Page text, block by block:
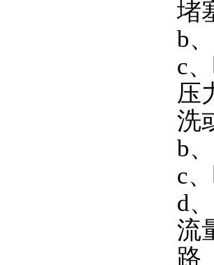
堵
b
c
压
洗
b
c
d
流
路